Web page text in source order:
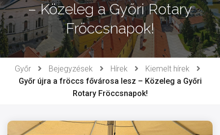
– Közeleg a Győri Rotary
Fröccsnapok!
Győr Bejegyzések Hírek
Kiemelt hírek
Győr újra a fröccs fővárosa lesz – Közeleg a Győri
Rotary Fröccsnapok!